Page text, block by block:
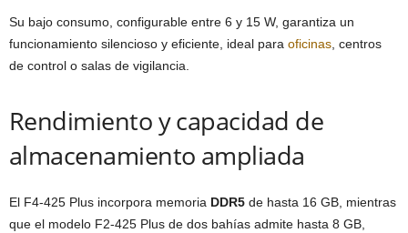
Su bajo consumo, configurable entre 6 y 15 W, garantiza un
funcionamiento silencioso y eficiente, ideal para oficinas , centros
de control o salas de vigilancia.
Rendimiento y capacidad de
almacenamiento ampliada
El F4-425 Plus incorpora memoria DDR5 de hasta 16 GB, mientras
que el modelo F2-425 Plus de dos bahías admite hasta 8 GB,